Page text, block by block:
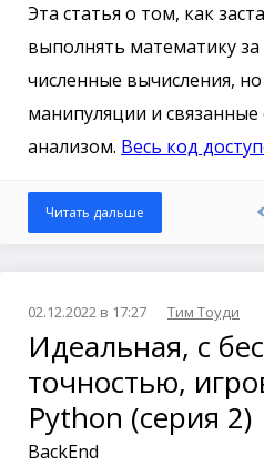
Эта статья о том, как
выполнять математику за
численные вычисления,
манипуляции и
анализом. Весь код
Читать дальше
02.12.2022 в 17:27 Тим Тоуди
Идеальная, с
точностью,
Python (серия 2)
BackEnd